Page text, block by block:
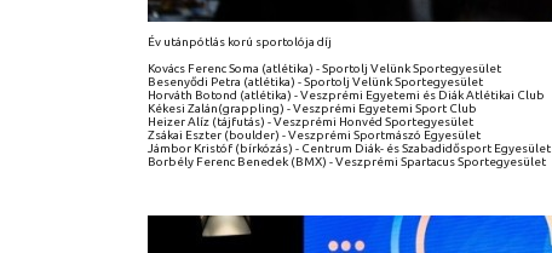
Év utánpótlás korú sportolója díj
Kovács Ferenc Soma (atlétika) - Sportolj Velünk Sportegyesület
Besenyődi Petra (atlétika) - Sportolj Velünk Sportegyesület
Horváth Botond (atlétika) - Veszprémi Egyetemi és Diák Atlétikai Club
Kékesi Zalán(grappling) - Veszprémi Egyetemi Sport Club
Heizer Alíz (tájfutás) - Veszprémi Honvéd Sportegyesület
Zsákai Eszter (boulder) - Veszprémi Sportmászó Egyesület
Jámbor Kristóf (bírkózás) - Centrum Diák- és Szabadidősport Egyesület
Borbély Ferenc Benedek (BMX) - Veszprémi Spartacus Sportegyesület